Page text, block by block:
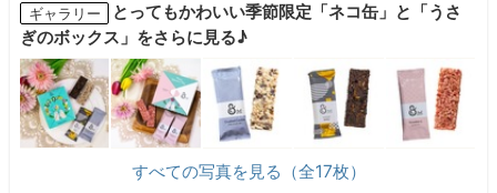
ギャラリー
とってもかわいい季節限定「ネコ缶」と「うさ
ぎのボックス」をさらに見る♪
すべての写真を見る（全17枚）